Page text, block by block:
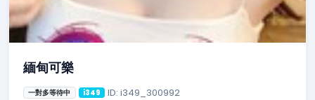
緬甸可樂
一對多等待中 i349 ID: i349_300992